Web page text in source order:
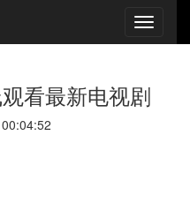
看最新电视剧